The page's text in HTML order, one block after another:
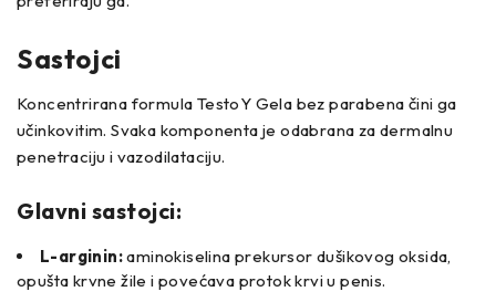
Sastojci
Koncentrirana formula TestoY Gela bez parabena čini ga
učinkovitim. Svaka komponenta je odabrana za dermalnu
penetraciju i vazodilataciju.
Glavni sastojci:
L-arginin:aminokiselina prekursor dušikovog oksida,
opušta krvne žile i povećava protok krvi u penis.